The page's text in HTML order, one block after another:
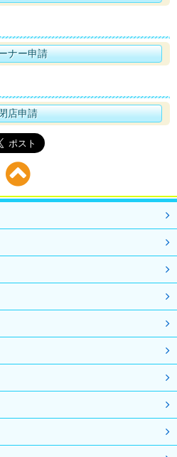
ナー申請
店申請